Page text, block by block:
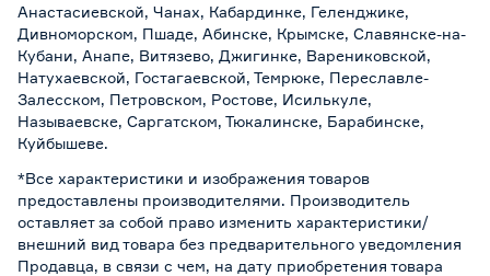
Анастасиевской, Чанах, Кабардинке, Геленджике,
Дивноморском, Пшаде, Абинске, Крымске, Славянске-на-
Кубани, Анапе, Витязево, Джигинке, Варениковской,
Натухаевской, Гостагаевской, Темрюке, Переславле-
Залесском, Петровском, Ростове, Исилькуле,
Называевске, Саргатском, Тюкалинске, Барабинске,
Куйбышеве.
*Все характеристики и изображения товаров
предоставлены производителями. Производитель
оставляет за собой право изменить характеристики/
внешний вид товара без предварительного уведомления
Продавца, в связи с чем, на дату приобретения товара